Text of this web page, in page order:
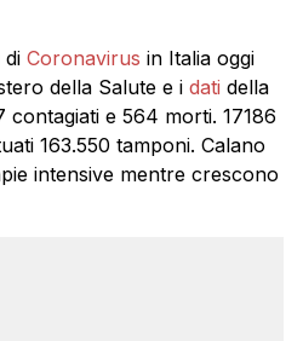
di Coronavirus in Italia oggi
della Salute e i dati della
contagiati e 564 morti. 17186
163.550 tamponi. Calano
intensive mentre crescono